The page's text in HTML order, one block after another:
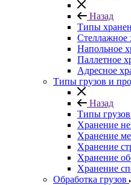
Назад
Типы
Стеллажное
Напольное
Паллетное
Адресное
Типы грузов и
Назад
Типы
Хранение
Хранение
Хранение
Хранение
Хранение
Обработка грузов